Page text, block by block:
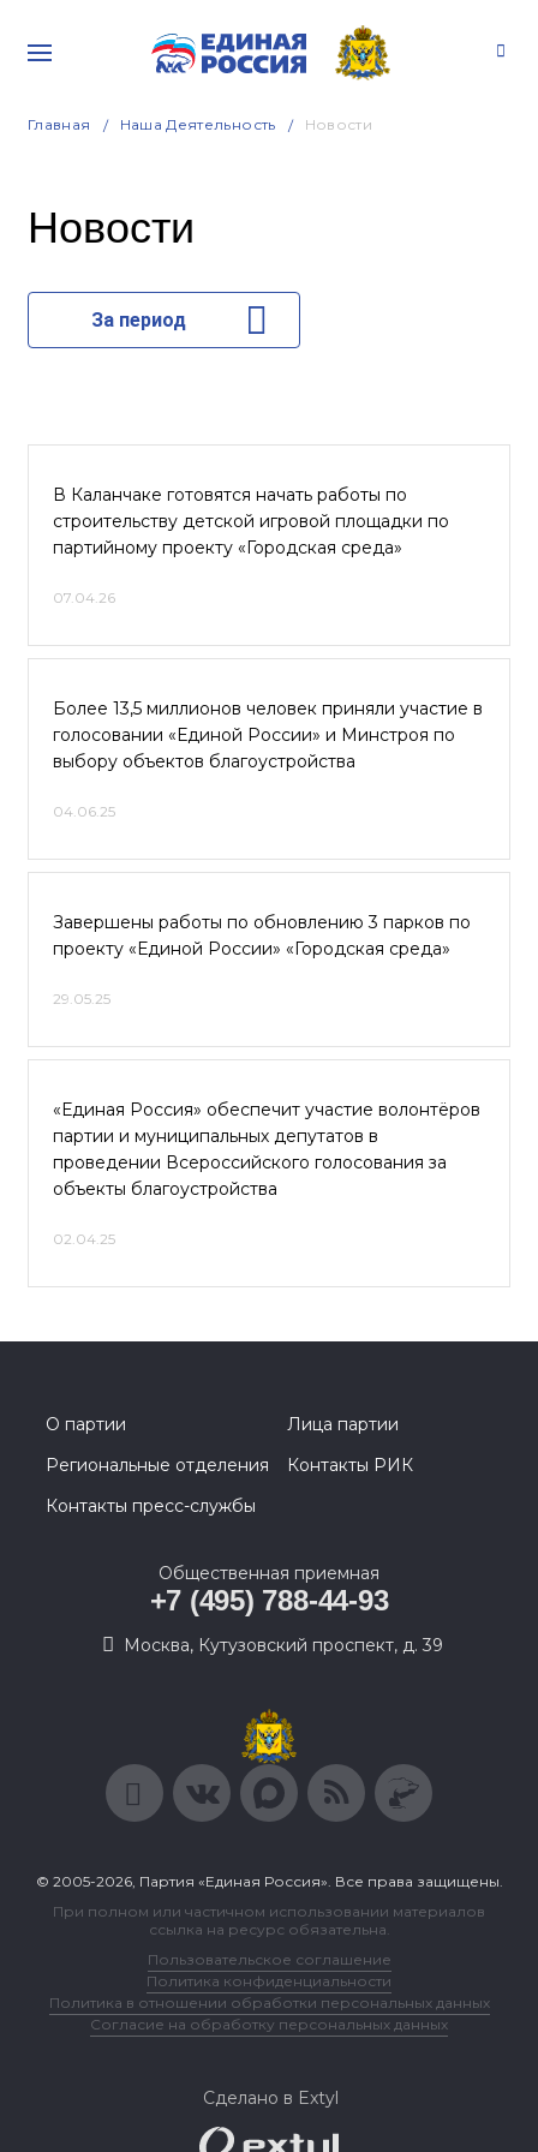
Главная Наша Деятельность Новости
Новости
За период
В Каланчаке готовятся начать работы по
строительству детской игровой площадки по
партийному проекту «Городская среда»
07.04.26
Более 13,5 миллионов человек приняли участие в
голосовании «Единой России» и Минстроя по
выбору объектов благоустройства
04.06.25
Завершены работы по обновлению 3 парков по
проекту «Единой России» «Городская среда»
29.05.25
«Единая Россия» обеспечит участие волонтёров
партии и муниципальных депутатов в
проведении Всероссийского голосования за
объекты благоустройства
02.04.25
О партии
Лица партии
Региональные отделения
Контакты РИК
Контакты пресс-службы
Общественная приемная
+7 (495) 788-44-93
Москва, Кутузовский проспект, д. 39
© 2005-2026, Партия «Единая Россия». Все права защищены.
При полном или частичном использовании материалов
ссылка на ресурс обязательна.
Пользовательское соглашение
Политика конфиденциальности
Политика в отношении обработки персональных данных
Согласие на обработку персональных данных
Сделано в Extyl